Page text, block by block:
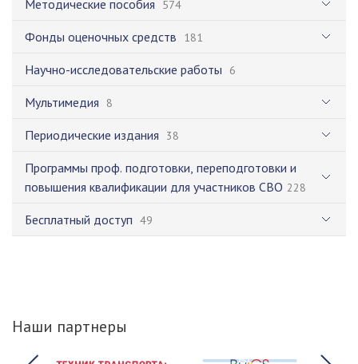
Методические пособия 574
Фонды оценочных средств 181
Научно-исследовательские работы 6
Мультимедия 8
Периодические издания 38
Программы проф. подготовки, переподготовки и
повышения квалификации для участников СВО 228
Бесплатный доступ 49
Наши партнеры